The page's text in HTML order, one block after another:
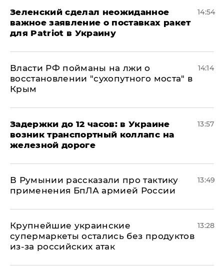
Зеленский сделал неожиданное
важное заявление о поставках ракет
для Patriot в Украину
14:54
Власти РФ пойманы на лжи о
восстановлении "сухопутного моста" в
Крым
14:14
Задержки до 12 часов: в Украине
возник транспортный коллапс на
железной дороге
13:57
В Румынии рассказали про тактику
применения БпЛА армией России
13:49
Крупнейшие украинские
супермаркеты остались без продуктов
из-за российских атак
13:28